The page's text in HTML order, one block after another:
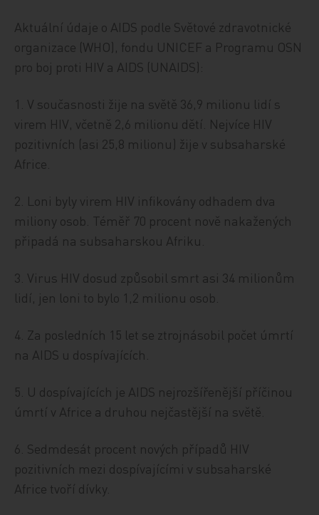
Aktuální údaje o AIDS podle Světové zdravotnické
organizace (WHO), fondu UNICEF a Programu OSN
pro boj proti HIV a AIDS (UNAIDS):
1. V současnosti žije na světě 36,9 milionu lidí s
virem HIV, včetně 2,6 milionu dětí. Nejvíce HIV
pozitivních (asi 25,8 milionu) žije v subsaharské
Africe.
2. Loni byly virem HIV infikovány odhadem dva
miliony osob. Téměř 70 procent nově nakažených
připadá na subsaharskou Afriku.
3. Virus HIV dosud způsobil smrt asi 34 milionům
lidí, jen loni to bylo 1,2 milionu osob.
4. Za posledních 15 let se ztrojnásobil počet úmrtí
na AIDS u dospívajících.
5. U dospívajících je AIDS nejrozšířenější příčinou
úmrtí v Africe a druhou nejčastější na světě.
6. Sedmdesát procent nových případů HIV
pozitivních mezi dospívajícími v subsaharské
Africe tvoří dívky.